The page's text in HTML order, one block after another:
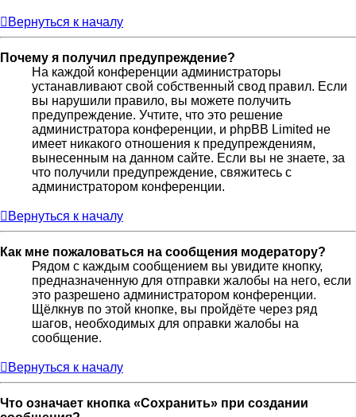
Вернуться к началу
Почему я получил предупреждение?
На каждой конференции администраторы
устанавливают свой собственный свод правил. Если
вы нарушили правило, вы можете получить
предупреждение. Учтите, что это решение
администратора конференции, и phpBB Limited не
имеет никакого отношения к предупреждениям,
вынесенным на данном сайте. Если вы не знаете, за
что получили предупреждение, свяжитесь с
администратором конференции.
Вернуться к началу
Как мне пожаловаться на сообщения модератору?
Рядом с каждым сообщением вы увидите кнопку,
предназначенную для отправки жалобы на него, если
это разрешено администратором конференции.
Щёлкнув по этой кнопке, вы пройдёте через ряд
шагов, необходимых для оправки жалобы на
сообщение.
Вернуться к началу
Что означает кнопка «Сохранить» при создании